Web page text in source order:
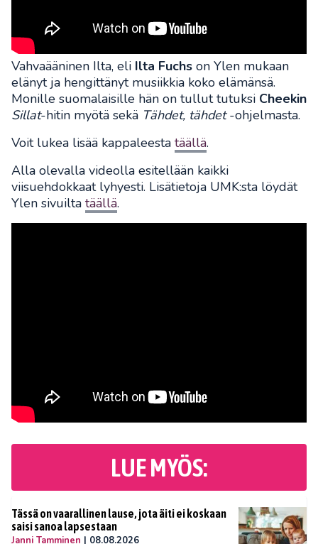
Vahvaääninen Ilta, eli Ilta Fuchs on Ylen mukaan
elänyt ja hengittänyt musiikkia koko elämänsä.
Monille suomalaisille hän on tullut tutuksi Cheekin
Sillat-hitin myötä sekä Tähdet, tähdet-ohjelmasta.
Voit lukea lisää kappaleesta täällä.
Alla olevalla videolla esitellään kaikki
viisuehdokkaat lyhyesti. Lisätietoja UMK:sta löydät
Ylen sivuilta täällä.
LUE MYÖS:
Tässä on vaarallinen lause, jota äiti ei koskaan
saisi sanoa lapsestaan
Janni Tamminen | 08.08.2026